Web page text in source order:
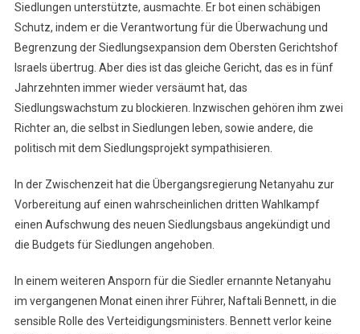
Siedlungen unterstützte, ausmachte. Er bot einen schäbigen
Schutz, indem er die Verantwortung für die Überwachung und
Begrenzung der Siedlungsexpansion dem Obersten Gerichtshof
Israels übertrug. Aber dies ist das gleiche Gericht, das es in fünf
Jahrzehnten immer wieder versäumt hat, das
Siedlungswachstum zu blockieren. Inzwischen gehören ihm zwei
Richter an, die selbst in Siedlungen leben, sowie andere, die
politisch mit dem Siedlungsprojekt sympathisieren.
In der Zwischenzeit hat die Übergangsregierung Netanyahu zur
Vorbereitung auf einen wahrscheinlichen dritten Wahlkampf
einen Aufschwung des neuen Siedlungsbaus angekündigt und
die Budgets für Siedlungen angehoben.
In einem weiteren Ansporn für die Siedler ernannte Netanyahu
im vergangenen Monat einen ihrer Führer, Naftali Bennett, in die
sensible Rolle des Verteidigungsministers. Bennett verlor keine